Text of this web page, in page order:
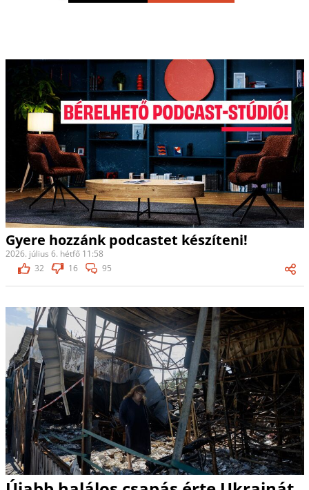
Gyere hozzánk podcastet készíteni!
2026. július 6. hétfő 11:58
32
16 95